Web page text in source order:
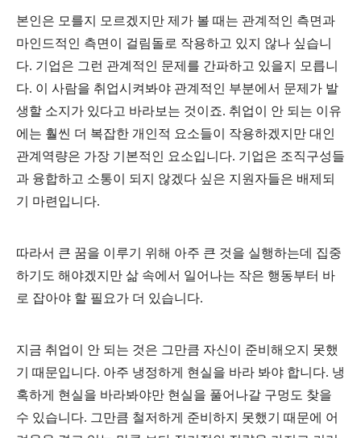
본인은 모를지 모르겠지만 제가 볼 때는 관계적인 측면과
마인드적인 측면이 걸림돌로 작용하고 있지 않나 싶습니
다. 기업은 그런 관계적인 문제를 간파하고 있을지 모릅니
다. 이 사람을 취업시켜봐야 관계적인 부분에서 문제가 발
생할 소지가 있다고 바라보는 것이죠. 취업이 안 되는 이유
에는 훨씬 더 복잡한 개인적 요소들이 작용하겠지만 대인
관계역량은 가장 기본적인 요소입니다. 기업은 조직구성들
과 융합하고 소통이 되지 않겠다 싶은 지원자들은 배제되
기 마련입니다.
따라서 큰 꿈을 이루기 위해 아주 큰 것을 실행하는데 집중
하기도 해야겠지만 삶 속에서 일어나는 작은 행동부터 바
로 잡아야 할 필요가 더 있습니다.
지금 취업이 안 되는 것은 그만큼 자신이 준비해오지 못했
기 때문입니다. 아주 냉정하게 현실을 바라 봐야 합니다. 냉
혹하게 현실을 바라봐야만 현실을 풀어나갈 구멍도 찾을
수 있습니다. 그만큼 철저하게 준비하지 못했기 때문에 어